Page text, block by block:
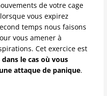
de votre cage
vousexpirez
temps nous faisons
vous amener à
Cet exercice est
le cas où vous
attaque de panique.